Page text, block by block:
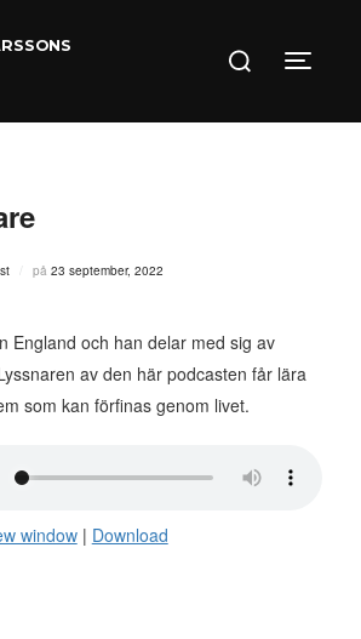
efter:
Slå
på Publicerat
23 september, 2022
England och han delar med sig av
av den här podcasten får lära
som kan förfinas genom livet.
window| Download